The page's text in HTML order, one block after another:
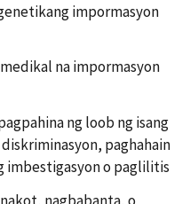
impormasyon
na impormasyon
ng loob ng isang
paghahain
imbestigasyon o paglilitis